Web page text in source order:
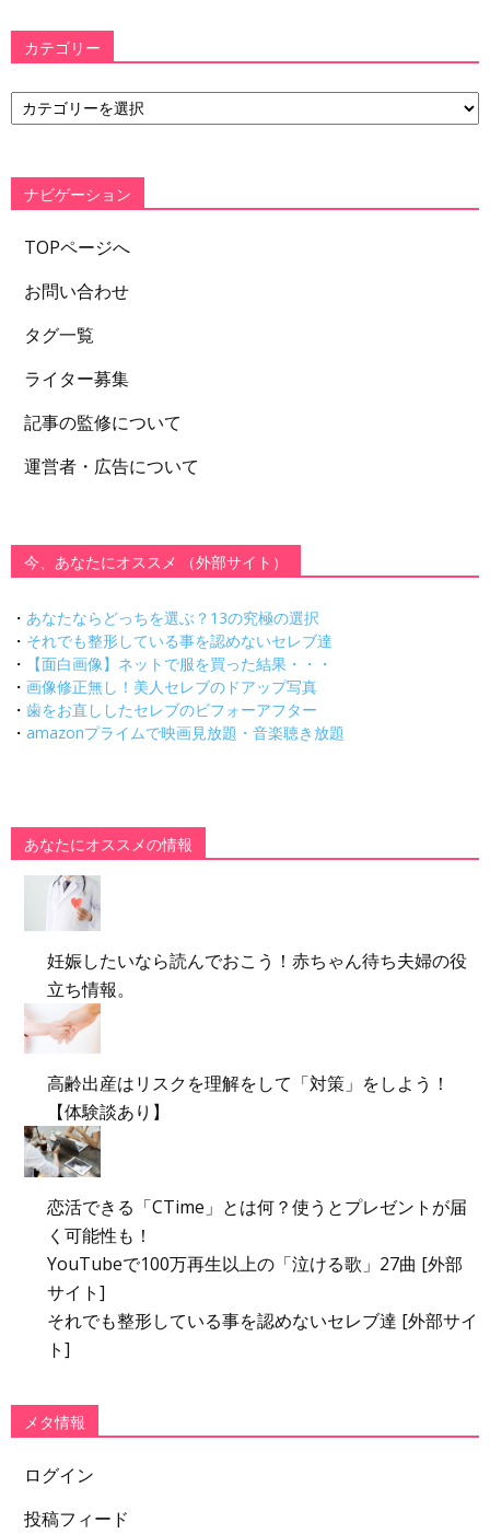
カテゴリー
カ
テ
ー
ナビゲーション
TOPページへ
お問い合わせ
タグ一覧
ライター募集
記事の監修について
運営者・広告について
今、あなたにオススメ （外部サイト）
・ あなたならどっちを選ぶ？13の究極の選択
・ それでも整形している事を認めないセレブ達
・
【面白画像】ネットで服を買った結果・・・
・ 画像修正無し！美人セレブのドアップ写真
・ 歯をお直ししたセレブのビフォーアフター
・ amazonプライムで映画見放題・音楽聴き放題
あなたにオススメの情報
妊娠したいなら読んでおこう！赤ちゃん待ち夫婦の役
立ち情報。
高齢出産はリスクを理解をして「対策」をしよう！
【体験談あり】
恋活できる「CTime」とは何？使うとプレゼントが届
く可能性も！
YouTubeで100万再生以上の「泣ける歌」27曲 [外部
サイト]
それでも整形している事を認めないセレブ達 [外部サイ
ト]
メタ情報
ログイン
投稿フィード